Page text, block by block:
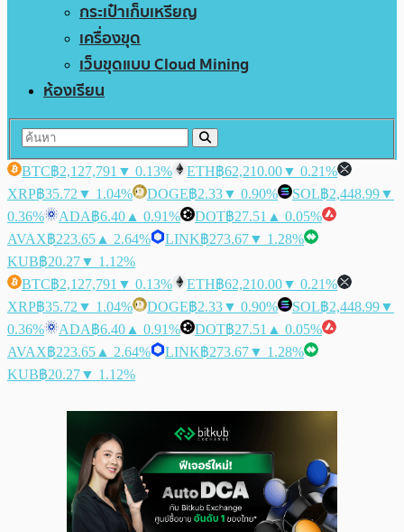
กระเป๋าเก็บเหรียญ
เครื่องขุด
เว็บขุดแบบ Cloud Mining
ห้องเรียน
BTC฿2,127,791 ▼ 0.13% ETH฿62,210.00▼ 0.21%
XRP฿35.72 ▼ 1.04% DOGE฿2.33▼ 0.90% SOL฿2,448.99▼
0.36%
ADA฿6.40 ▲ 0.91% DOT฿27.51 ▲ 0.05%
AVAX฿223.65 ▲ 2.64% LINK฿273.67▼ 1.28%
KUB฿20.27▼ 1.12%
BTC฿2,127,791 ▼ 0.13% ETH฿62,210.00▼ 0.21%
XRP฿35.72 ▼ 1.04% DOGE฿2.33▼ 0.90% SOL฿2,448.99▼
0.36%
ADA฿6.40 ▲ 0.91% DOT฿27.51 ▲ 0.05%
AVAX฿223.65 ▲ 2.64% LINK฿273.67▼ 1.28%
KUB฿20.27▼ 1.12%